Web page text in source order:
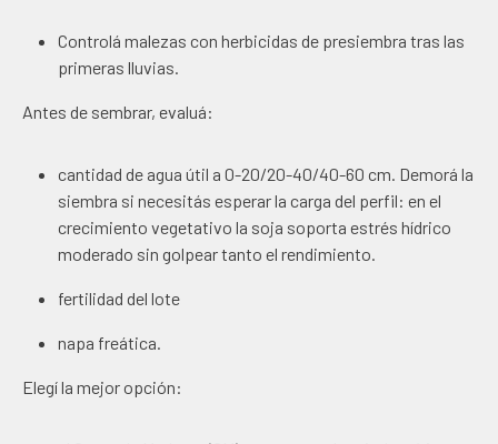
Controlá malezas con herbicidas de presiembra tras las
primeras lluvias.
Antes de sembrar, evaluá:
cantidad de agua útil a 0-20/20-40/40-60 cm. Demorá la
siembra si necesitás esperar la carga del perfil: en el
crecimiento vegetativo la soja soporta estrés hídrico
moderado sin golpear tanto el rendimiento.
fertilidad del lote
napa freática.
Elegí la mejor opción: